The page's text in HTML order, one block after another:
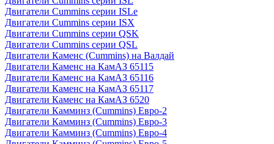
Двигатели Cummins серии ISLe
Двигатели Cummins серии ISX
Двигатели Cummins серии QSK
Двигатели Cummins серии QSL
Двигатели Каменс (Cummins) на Валдай
Двигатели Каменс на КамАЗ 65115
Двигатели Каменс на КамАЗ 65116
Двигатели Каменс на КамАЗ 65117
Двигатели Каменс на КамАЗ 6520
Двигатели Камминз (Cummins) Евро-2
Двигатели Камминз (Cummins) Евро-3
Двигатели Камминз (Cummins) Евро-4